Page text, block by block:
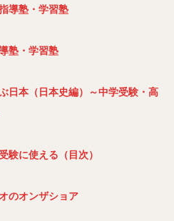
導塾・学習塾
塾・学習塾
日本（日本史編）～中学受験・高
験に使える（目次）
のオンザショア